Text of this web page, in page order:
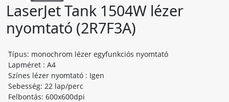
LaserJet Tank 1504W lézer
nyomtató (2R7F3A)
Típus: monochrom lézer egyfunkciós nyomtató
Lapméret : A4
Színes lézer nyomtató : Igen
Sebesség: 22 lap/perc
Felbontás: 600x600dpi